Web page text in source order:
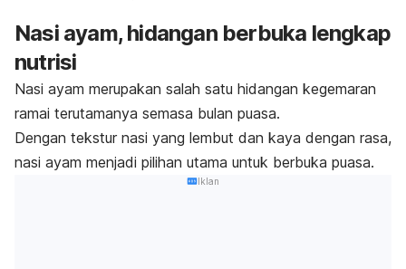
Nasi ayam, hidangan berbuka lengkap
nutrisi
Nasi ayam merupakan salah satu hidangan kegemaran
ramai terutamanya semasa bulan puasa.
Dengan tekstur nasi yang lembut dan kaya dengan rasa,
nasi ayam menjadi pilihan utama untuk berbuka puasa.
Iklan